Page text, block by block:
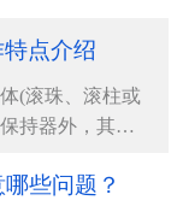
点介绍
(滚珠、滚柱或
持器外，其余
些问题？